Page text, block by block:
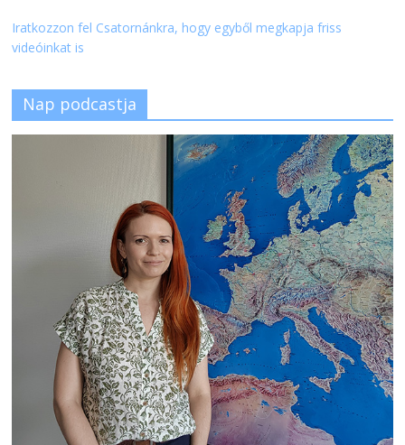
Iratkozzon fel Csatornánkra, hogy egyből megkapja friss
videóinkat is
Nap podcastja